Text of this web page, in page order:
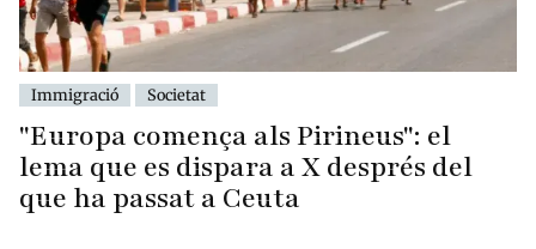
Immigració Societat
"Europa comença als Pirineus": el
lema que es dispara a X després del
que ha passat a Ceuta